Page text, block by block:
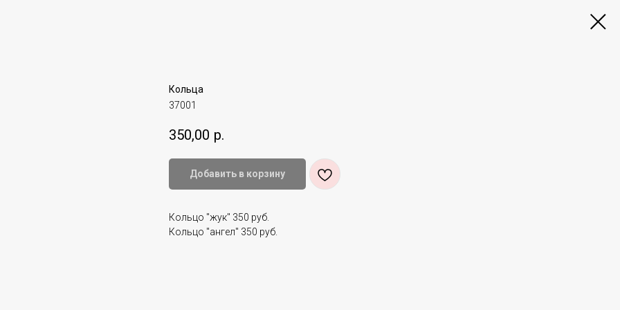
Кольца
37001
350,00 р.
Добавить в корзину
Кольцо "жук" 350 руб.
Кольцо "ангел" 350 руб.